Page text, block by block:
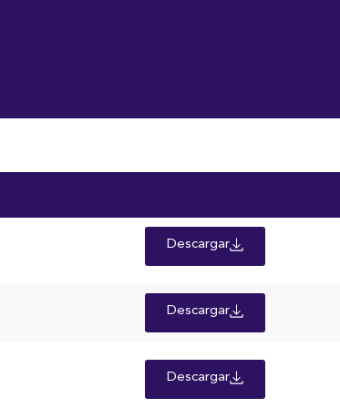
Descargar
Descargar
Descargar